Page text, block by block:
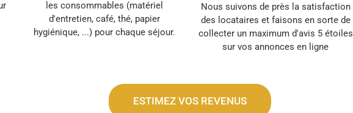
les consommables (matériel
d'entretien, café, thé, papier
hygiénique, ...) pour chaque séjour.
Nous suivons de près la satisfaction
des locataires et faisons en sorte de
collecter un maximum d'avis 5 étoiles
sur vos annonces en ligne
ESTIMEZ VOS REVENUS